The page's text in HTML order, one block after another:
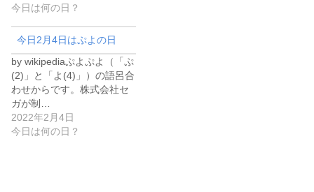
今日は何の日？
今日2月4日はぷよの日
by wikipediaぷよぷよ（「ぷ
(2)」と「よ(4)」）の語呂合
わせからです。株式会社セ
ガが制…
2022年2月4日
今日は何の日？